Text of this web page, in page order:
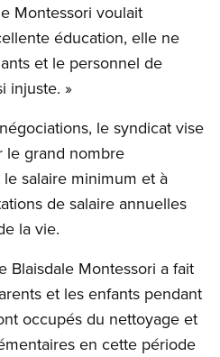
Montessori voulait
éducation, elle ne
et le personnel de
injuste. »
le syndicat vise
le grand nombre
salaire minimum et à
de salaire annuelles
la vie.
Blaisdale Montessori a fait
et les enfants pendant
occupés du nettoyage et
en cette période